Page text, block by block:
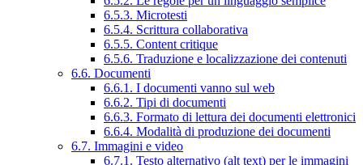
6.5.3. Microtesti
6.5.4. Scrittura collaborativa
6.5.5. Content critique
6.5.6. Traduzione e localizzazione dei contenuti
6.6. Documenti
6.6.1. I documenti vanno sul web
6.6.2. Tipi di documenti
6.6.3. Formato di lettura dei documenti elettronici
6.6.4. Modalità di produzione dei documenti
6.7. Immagini e video
6.7.1. Testo alternativo (alt text) per le immagini